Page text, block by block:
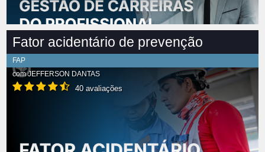
Fator acidentário de prevenção
FAP
comJEFFERSON DANTAS
40 avaliações